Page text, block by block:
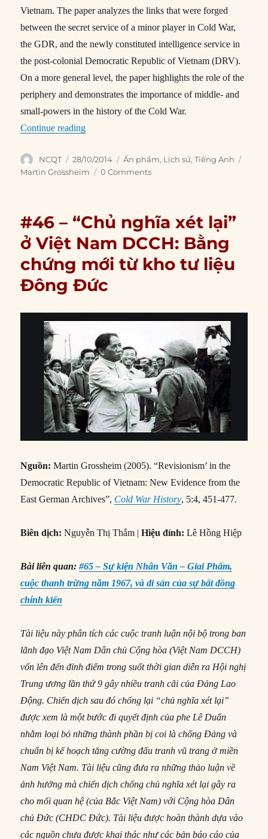
Vietnam. The paper analyzes the links that were forged
between the secret service of a minor player in Cold War,
the GDR, and the newly constituted intelligence service in
the post-colonial Democratic Republic of Vietnam (DRV).
On a more general level, the paper highlights the role of the
periphery and demonstrates the importance of middle- and
small-powers in the history of the Cold War.
Continue reading“Fraternal Support: The East German ‘Stasi’
Author
NCQT
Posted
on
28/10/2014 Categories
Ấn phẩm, Lịch sử,Tiếng Anh
Martin Grossheim
0 Comments
#46 – “Chủ nghĩa xét lại”
ở Việt Nam DCCH: Bằng
chứng mới từ kho tư liệu
Đông Đức
Nguồn: Martin Grossheim (2005). “Revisionism’ in the
Democratic Republic of Vietnam: New Evidence from the
East German Archives”, Cold War History, 5:4, 451-477.
Biên dịch: Nguyễn Thị Thắm |Hiệu đính: Lê Hồng Hiệp
Bài liên quan:#65 – Sự kiện Nhân Văn – Giai Phẩm,
cuộc thanh trừng năm 1967, và di sản của sự bất đồng
chính kiến
Tài liệu này phân tích các cuộc tranh luận nội bộ trong ban
lãnh đạo Việt Nam Dân chủ Cộng hòa (Việt Nam DCCH)
vốn lên đến đỉnh điểm trong suốt thời gian diễn ra Hội nghị
Trung ương lần thứ 9 gây nhiều tranh cãi của Đảng Lao
Động. Chiến dịch sau đó chống lại “chủ nghĩa xét lại”
được xem là một bước đi quyết định của phe Lê Duẩn
nhằm loại bỏ những thành phần bị coi là chống Đảng và
chuẩn bị kế hoạch tăng cường đấu tranh vũ trang ở miền
Nam Việt Nam. Tài liệu cũng đưa ra những thảo luận về
ảnh hưởng mà chiến dịch chống chủ nghĩa xét lại gây ra
cho mối quan hệ (của Bắc Việt Nam) với Cộng hòa Dân
chủ Đức (CHDC Đức). Tài liệu được hoàn thành dựa vào
các nguồn chưa được khai thác như các bản báo cáo của